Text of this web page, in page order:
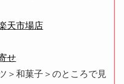
天市場店
せ
＞和菓子＞のところで見